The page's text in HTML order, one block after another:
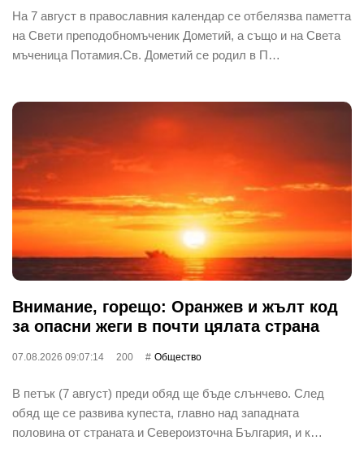
На 7 август в православния календар се отбелязва паметта
на Свети преподобномъченик Дометий, а също и на Света
мъченица Потамия.Св. Дометий се родил в П…
Внимание, горещо: Оранжев и жълт код
за опасни жеги в почти цялата страна
07.08.2026 09:07:14 200 Общество
В петък (7 август) преди обяд ще бъде слънчево. След
обяд ще се развива купеста, главно над западната
половина от страната и Североизточна България, и к…